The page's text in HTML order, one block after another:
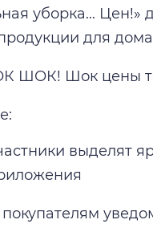
уборка...
для
Шок цены
выделят